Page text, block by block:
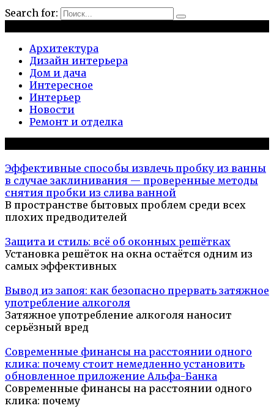
Search for:
Архитектура
Дизайн интерьера
Дом и дача
Интересное
Интерьер
Новости
Ремонт и отделка
Эффективные способы извлечь пробку из ванны
в случае заклинивания — проверенные методы
снятия пробки из слива ванной
В пространстве бытовых проблем среди всех
плохих предводителей
Защита и стиль: всё об оконных решётках
Установка решёток на окна остаётся одним из
самых эффективных
Вывод из запоя: как безопасно прервать затяжное
употребление алкоголя
Затяжное употребление алкоголя наносит
серьёзный вред
Современные финансы на расстоянии одного
клика: почему стоит немедленно установить
обновленное приложение Альфа-Банка
Современные финансы на расстоянии одного
клика: почему